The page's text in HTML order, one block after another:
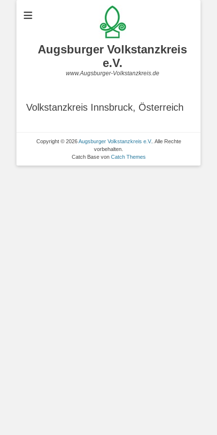
Augsburger Volkstanzkreis
e.V.
www.Augsburger-Volkstanzkreis.de
Volkstanzkreis Innsbruck, Österreich
Copyright © 2026Augsburger Volkstanzkreis e.V. . Alle Rechte
vorbehalten.
Catch Base von Catch Themes